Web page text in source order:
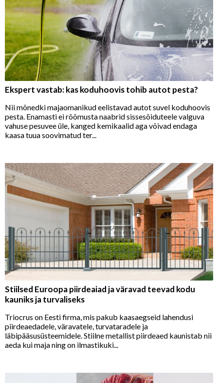
Ekspert vastab: kas koduhoovis tohib autot pesta?
Nii mõnedki majaomanikud eelistavad autot suvel koduhoovis
pesta. Enamasti ei rõõmusta naabrid sissesõiduteele valguva
vahuse pesuvee üle, kanged kemikaalid aga võivad endaga
kaasa tuua soovimatud ter...
Stiilsed Euroopa piirdeaiad ja väravad teevad kodu
kauniks ja turvaliseks
Triocrus on Eesti firma, mis pakub kaasaegseid lahendusi
piirdeaedadele, väravatele, turvataradele ja
läbipääsusüsteemidele. Stiilne metallist piirdeaed kaunistab nii
aeda kui maja ning on ilmastikuki...